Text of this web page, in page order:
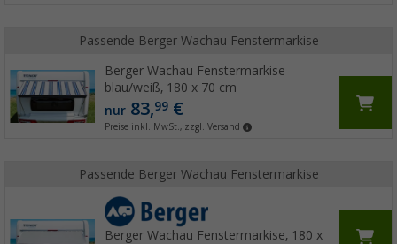
Passende Berger Wachau Fenstermarkise
Berger Wachau Fenstermarkise
blau/weiß, 180 x 70 cm
nur83,99€
Preise inkl. MwSt., zzgl. Versand
Passende Berger Wachau Fenstermarkise
Berger Wachau Fenstermarkise, 180 x